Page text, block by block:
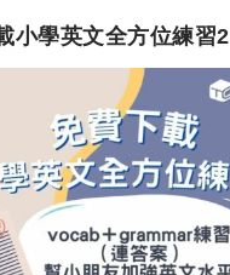
小學英文全方位練習2